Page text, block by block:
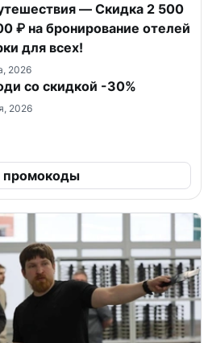
— Скидка 2 500
₽ на бронирование отелей
для всех!
2026
со скидкой -30%
2026
промокоды